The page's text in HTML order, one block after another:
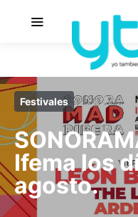
Festivales
Ifema los
agosto.